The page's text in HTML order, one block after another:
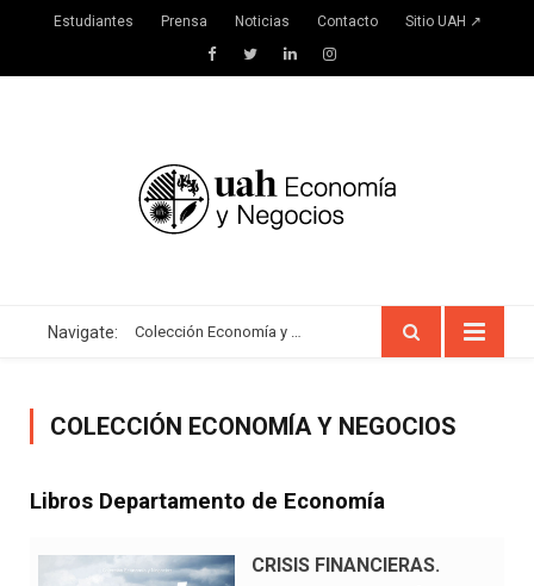
Estudiantes Prensa Noticias Contacto Sitio UAH ↗
FacebookTwitterLinkedInInstagram
Navigate: Colección Economía y Negocios
COLECCIÓN ECONOMÍA Y NEGOCIOS
Libros Departamento de Economía
CRISIS FINANCIERAS.